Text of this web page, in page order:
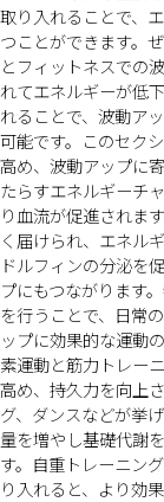
取り入れることで、
つことができます。
とフィットネスでの
れてエネルギーが低
れることで、波動ア
可能です。このセク
高め、波動アップに
たらすエネルギーチ
り血流が促進されま
く届けられ、エネル
ドルフィンの分泌を
プにもつながります
を行うことで、日常
ップに効果的な運動
素運動と筋力トレー
高め、持久力を向上
グ、ダンスなどが挙
量を増やし基礎代謝
す。自重トレーニン
り入れると、より効